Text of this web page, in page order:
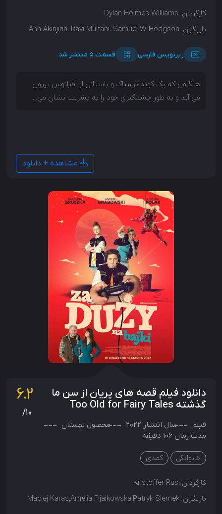
کارگردان :Dylan Holmes Williams
بازیگران :Ann Akinjirin، Ravi Multani، Samuel W Hodgson
زیرنویس فارسی قسمت 5 منتشر شد
هنگامی که یک گونه ترسناک و باستانی از اقیانوس بیرون
می آید و به طور چشمگیری خود را به بشریت نشان می...
مشاهده + دانلود
دانلود فیلم قصه‌ های پریان از سن ما
گذشته Too Old for Fairy Tales
6.2
/10
فیلم سال انتشار 2022 محصول لهستان
مدت زمان 106 دقیقه
خانوادگی کمدی
کارگردان :Kristoffer Rus
بازیگران :Maciej Karas,Amelia Fijalkowska,Patryk Siemek